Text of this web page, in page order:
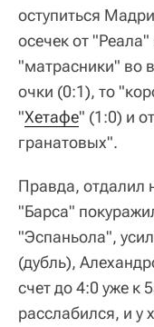
оступиться
осечек от "Реала"
"матрасники" во
очки (0:1), то
"Хетафе" (1:0) и
гранатовых".
Правда, отдалил
"Барса"
"Эспаньола",
(дубль),
счет до 4:0 уже к
расслабился, и у